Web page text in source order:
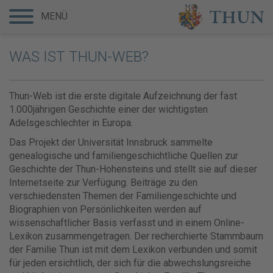
WAS IST THUN-WEB?
Thun-Web ist die erste digitale Aufzeichnung der fast
1.000jährigen Geschichte einer der wichtigsten
Adelsgeschlechter in Europa.
Das Projekt der Universität Innsbruck sammelte
genealogische und familiengeschichtliche Quellen zur
Geschichte der Thun-Hohensteins und stellt sie auf dieser
Internetseite zur Verfügung. Beiträge zu den
verschiedensten Themen der Familiengeschichte und
Biographien von Persönlichkeiten werden auf
wissenschaftlicher Basis verfasst und in einem Online-
Lexikon zusammengetragen. Der recherchierte Stammbaum
der Familie Thun ist mit dem Lexikon verbunden und somit
für jeden ersichtlich, der sich für die abwechslungsreiche
MENÜ